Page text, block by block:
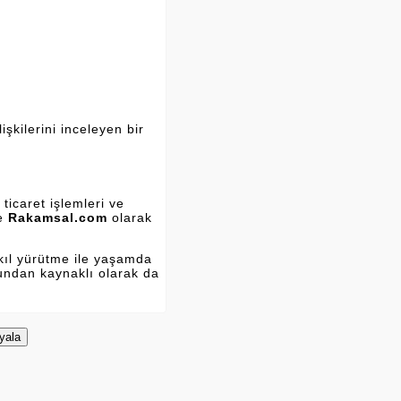
inceleyen bir
ticaret işlemleri ve
Rakamsal.com olarak
yürütme ile yaşamda
kaynaklı olarak da